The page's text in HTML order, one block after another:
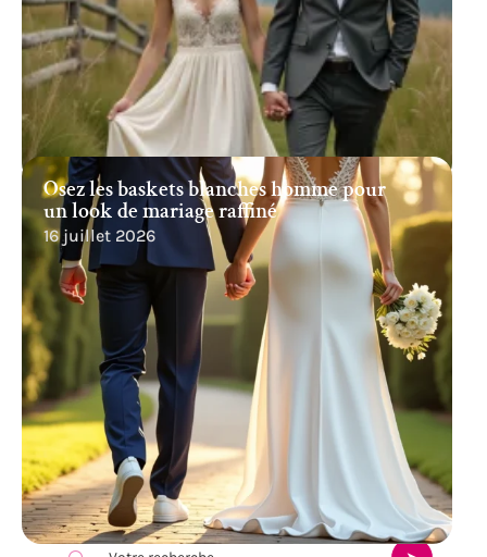
Osez les baskets blanches homme pour
un look de mariage raffiné
16 juillet 2026
Recherche